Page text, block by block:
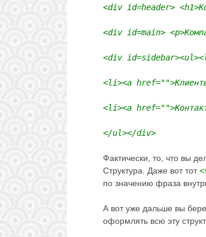
<div id=header>
<div id=main>
<div
<li><a
<li><a
</ul></div>
Фактически, то, что вы
Структура. Даже вот тот
по значению фраза
А вот уже дальше вы
оформлять всю эту